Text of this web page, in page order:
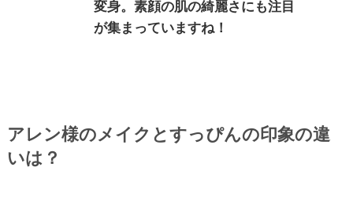
変身。素顔の肌の綺麗さにも注目
が集まっていますね！
アレン様のメイクとすっぴんの印象の違
いは？